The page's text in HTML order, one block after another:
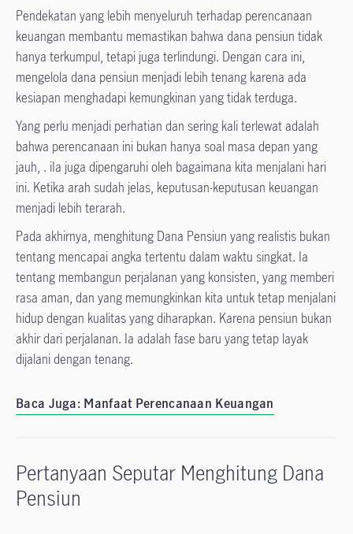
Pendekatan yang lebih menyeluruh terhadap perencanaan
keuangan membantu memastikan bahwa dana pensiun tidak
hanya terkumpul, tetapi juga terlindungi. Dengan cara ini,
mengelola dana pensiun menjadi lebih tenang karena ada
kesiapan menghadapi kemungkinan yang tidak terduga.
Yang perlu menjadi perhatian dan sering kali terlewat adalah
bahwa perencanaan ini bukan hanya soal masa depan yang
jauh, . iIa juga dipengaruhi oleh bagaimana kita menjalani hari
ini. Ketika arah sudah jelas, keputusan-keputusan keuangan
menjadi lebih terarah.
Pada akhirnya, menghitung Dana Pensiun yang realistis bukan
tentang mencapai angka tertentu dalam waktu singkat. Ia
tentang membangun perjalanan yang konsisten, yang memberi
rasa aman, dan yang memungkinkan kita untuk tetap menjalani
hidup dengan kualitas yang diharapkan. Karena pensiun bukan
akhir dari perjalanan. Ia adalah fase baru yang tetap layak
dijalani dengan tenang.
Baca Juga: Manfaat Perencanaan Keuangan
Pertanyaan Seputar Menghitung Dana
Pensiun